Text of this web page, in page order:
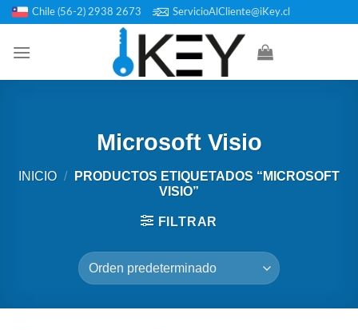
Saltar
contenido
Chile (56-2) 2938 2673 ServicioAlCliente@iKey.cl
Microsoft Visio
INICIO /
PRODUCTOS ETIQUETADOS “MICROSOFT
VISIO”
FILTRAR